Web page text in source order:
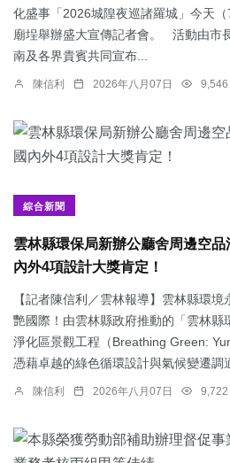
化盛事「2026城隍夜巡諸羅城」今天
廟埕舉辦盛大宣傳記者會。 活動由市
南及各界貴賓共同宣布...
陳信利 2026年八月07日 9,546
綜合新聞
雲林縣環保局新辦公廳舍周邊空
內外4項設計大獎肯定！
【記者陳信利／雲林報導】雲林縣環
艷國際！由雲林縣政府推動的「雲林縣
淨化區景觀工程（Breathing Green:
憑藉卓越的綠色循環設計與氣候變遷調
陳信利 2026年八月07日 9,722